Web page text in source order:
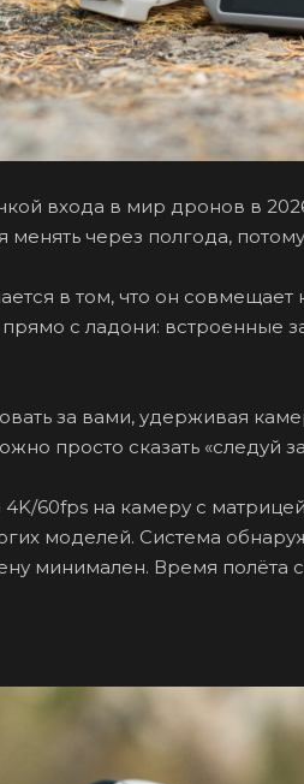
входа в мир дронов в
менять через полгода,
в том, что он
прямо с ладони:
за вами, удерживая
просто сказать «следуй
60fps на камеру с
моделей. Система
минимален. Время полёта